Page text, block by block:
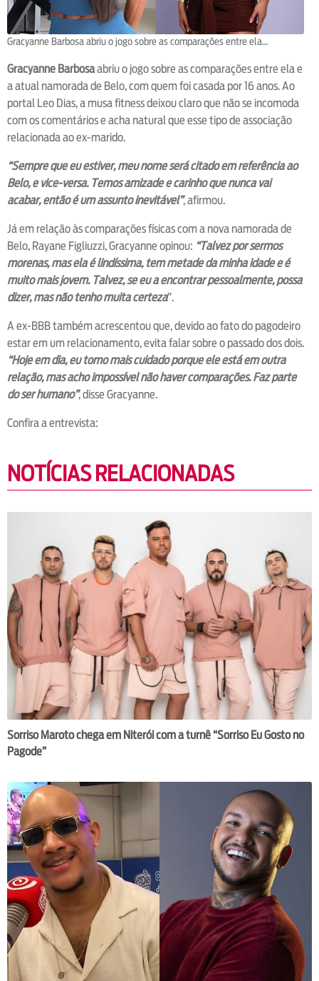
Gracyanne Barbosa abriu o jogo sobre as comparações entre ela…
Gracyanne Barbosaabriu o jogo sobre as comparações entre ela e
a atual namorada de Belo, com quem foi casada por 16 anos. Ao
portal Leo Dias, a musa fitness deixou claro que não se incomoda
com os comentários e acha natural que esse tipo de associação
relacionada ao ex-marido.
“Sempre que eu estiver, meu nome será citado em referência ao
Belo, e vice-versa. Temos amizade e carinho que nunca vai
acabar, então é um assunto inevitável”, afirmou.
Já em relação às comparações físicas com a nova namorada de
Belo, Rayane Figliuzzi, Gracyanne opinou: “Talvez por sermos
morenas, mas ela é lindíssima, tem metade da minha idade e é
muito mais jovem. Talvez, se eu a encontrar pessoalmente, possa
dizer, mas não tenho muita certeza”.
A ex-BBB também acrescentou que, devido ao fato do pagodeiro
estar em um relacionamento, evita falar sobre o passado dos dois.
“Hoje em dia, eu tomo mais cuidado porque ele está em outra
relação, mas acho impossível não haver comparações. Faz parte
do ser humano”, disse Gracyanne.
Confira a entrevista:
NOTÍCIAS RELACIONADAS
Sorriso Maroto chega em Niterói com a turnê “Sorriso Eu Gosto no
Pagode”